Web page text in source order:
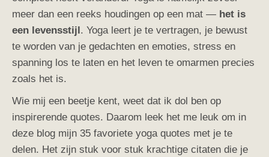
meer dan een reeks houdingen op een mat — het is
een levensstijl . Yoga leert je te vertragen, je bewust
te worden van je gedachten en emoties, stress en
spanning los te laten en het leven te omarmen precies
zoals het is.
Wie mij een beetje kent, weet dat ik dol ben op
inspirerende quotes. Daarom leek het me leuk om in
deze blog mijn 35 favoriete yoga quotes met je te
delen. Het zijn stuk voor stuk krachtige citaten die je